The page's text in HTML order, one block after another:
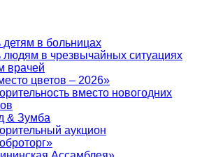
в больницах
в чрезвычайных ситуациях
врачей
цветов – 2026»
вместо новогодних
& Зумба
аукцион